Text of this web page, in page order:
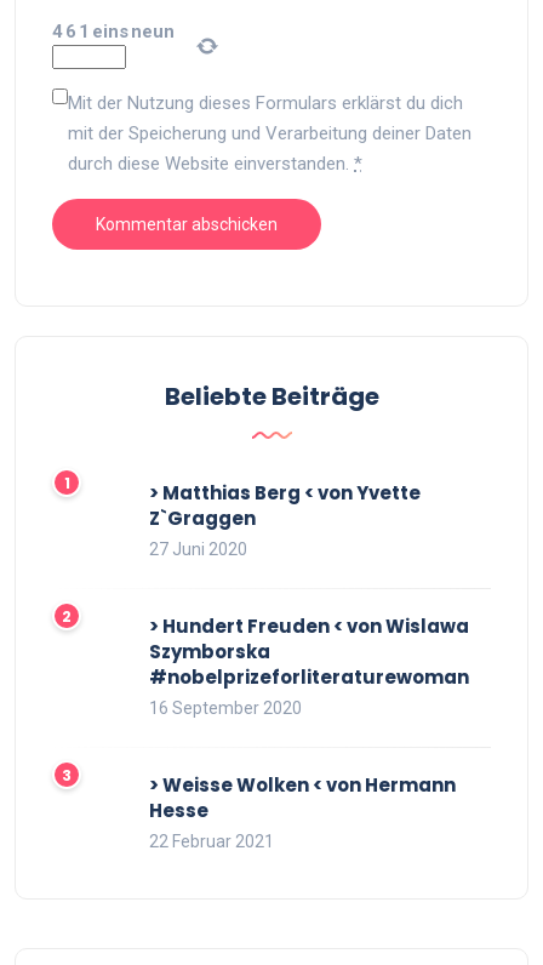
46 1 einsneun
Mit der Nutzung dieses Formulars erklärst du dich
mit der Speicherung und Verarbeitung deiner Daten
durch diese Website einverstanden. *
Beliebte Beiträge
> Matthias Berg < von Yvette
Z`Graggen
27 Juni 2020
> Hundert Freuden < von Wislawa
Szymborska
#nobelprizeforliteraturewoman
16 September 2020
> Weisse Wolken < von Hermann
Hesse
22 Februar 2021